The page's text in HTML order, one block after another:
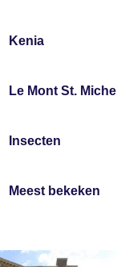
Kenia
Le Mont St. Michel
Insecten
Meest bekeken